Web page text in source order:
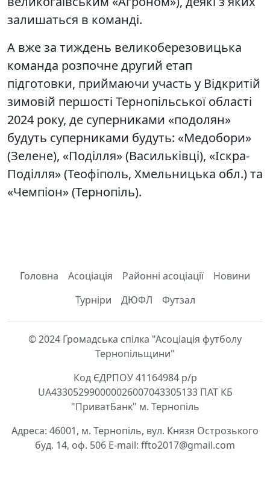
залишаться в команді.
А вже за тиждень великоберезовицька
команда розпочне другий етап
підготовки, приймаючи участь у Відкритій
зимовій першості Тернопільської області
2024 року, де суперниками «подолян»
будуть суперниками будуть: «Медобори»
(Зелене), «Поділля» (Васильківці), «Іскра-
Поділля» (Теофіполь, Хмельницька обл.) та
«Чемпіон» (Тернопіль).
Головна Асоціація Районні асоціації
Новини
Турніри
ДЮФЛ Футзал
© 2024 Громадська спілка "Асоціація футболу
Тернопільщини"
Код ЄДРПОУ 41164984 р/р
UA433052990000026007043305133 ПАТ КБ
"ПриватБанк" м. Тернопіль
Адреса: 46001, м. Тернопіль, вул. Князя Острозького
буд. 14, оф. 506 E-mail: ffto2017@gmail.com